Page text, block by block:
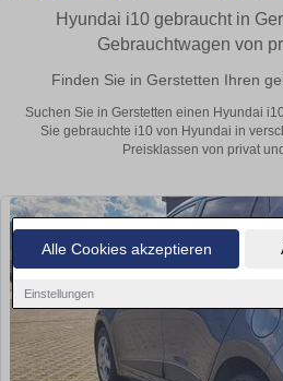
Alle Cookies akzeptieren
Einstellungen
Hyundai i10 gebraucht in
Gebrauchtwagen von
Finden Sie in Gerstetten Ihren
Suchen Sie in Gerstetten einen Hyundai
Sie gebrauchte i10 von Hyundai in
Preisklassen von privat